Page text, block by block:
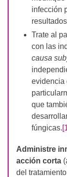
infección
Trate al
con las
causa
evidencia
que
fúngicas.
Administre
acción corta
del